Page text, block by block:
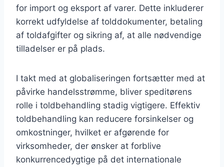
for import og eksport af varer. Dette inkluderer
korrekt udfyldelse af tolddokumenter, betaling
af toldafgifter og sikring af, at alle nødvendige
tilladelser er på plads.
I takt med at globaliseringen fortsætter med at
påvirke handelsstrømme, bliver speditørens
rolle i toldbehandling stadig vigtigere. Effektiv
toldbehandling kan reducere forsinkelser og
omkostninger, hvilket er afgørende for
virksomheder, der ønsker at forblive
konkurrencedygtige på det internationale